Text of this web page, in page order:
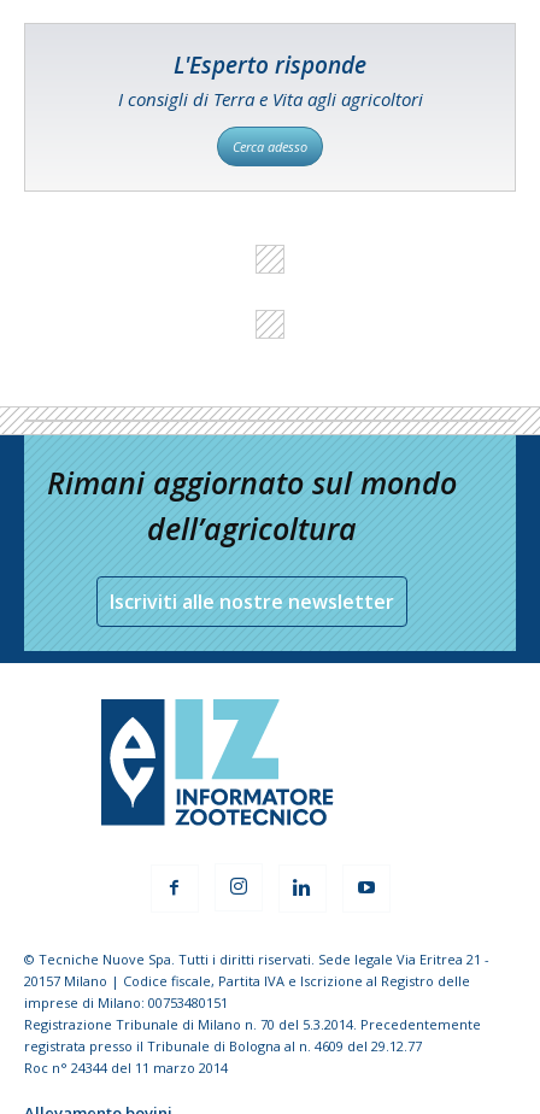
L'Esperto risponde
I consigli di Terra e Vita agli agricoltori
Cerca adesso
Rimani aggiornato sul mondo
dell’agricoltura
Iscriviti alle nostre newsletter
© Tecniche Nuove Spa. Tutti i diritti riservati. Sede legale Via Eritrea 21 -
20157 Milano | Codice fiscale, Partita IVA e Iscrizione al Registro delle
imprese di Milano: 00753480151
Registrazione Tribunale di Milano n. 70 del 5.3.2014. Precedentemente
registrata presso il Tribunale di Bologna al n. 4609 del 29.12.77
Roc n° 24344 del 11 marzo 2014